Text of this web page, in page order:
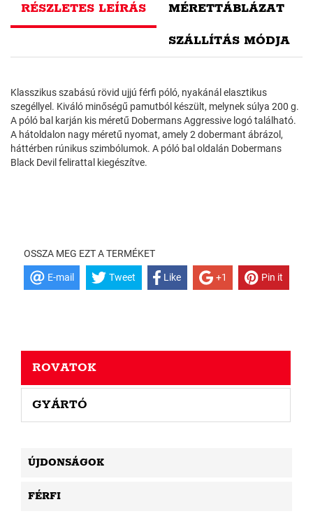
RÉSZLETES LEÍRÁS MÉRETTÁBLÁZAT
SZÁLLÍTÁS MÓDJA
Klasszikus szabású rövid ujjú férfi póló, nyakánál elasztikus
szegéllyel. Kiváló minőségű pamutból készült, melynek súlya 200 g.
A póló bal karján kis méretű Dobermans Aggressive logó található.
A hátoldalon nagy méretű nyomat, amely 2 dobermant ábrázol,
háttérben rúnikus szimbólumok. A póló bal oldalán Dobermans
Black Devil felirattal kiegészítve.
OSSZA MEG EZT A TERMÉKET
E-mail Tweet Like +1 Pin it
ROVATOK
GYÁRTÓ
ÚJDONSÁGOK
FÉRFI